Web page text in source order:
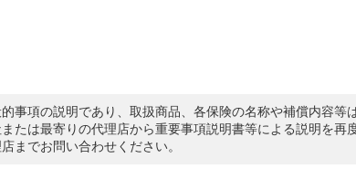
事項の説明であり、取扱商品、各保険の名称や補償内容等
たは最寄りの代理店から重要事項説明書等による説明を再
までお問い合わせください。